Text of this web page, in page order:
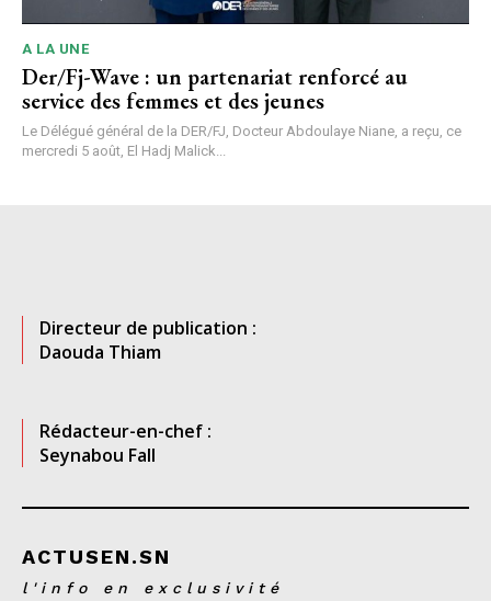
A LA UNE
Der/Fj-Wave : un partenariat renforcé au
service des femmes et des jeunes
Le Délégué général de la DER/FJ, Docteur Abdoulaye Niane, a reçu, ce
mercredi 5 août, El Hadj Malick...
Directeur de publication :
Daouda Thiam
Rédacteur-en-chef :
Seynabou Fall
ACTUSEN.SN
l'info en exclusivité